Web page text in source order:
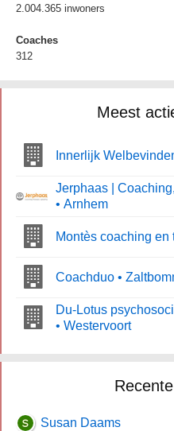
2.004.365 inwoners
Coaches
312
Meest
Innerlijk
Jerphaas |
• Arnhem
Montès coaching en
Coachduo •
Du-Lotus
• Westervoort
Susan Daams